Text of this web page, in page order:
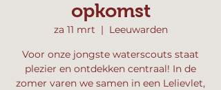
opkomst
za 11 mrt
  |
Leeuwarden
Voor onze jongste waterscouts staat
plezier en ontdekken centraal! In de
zomer varen we samen in een Lelievlet,